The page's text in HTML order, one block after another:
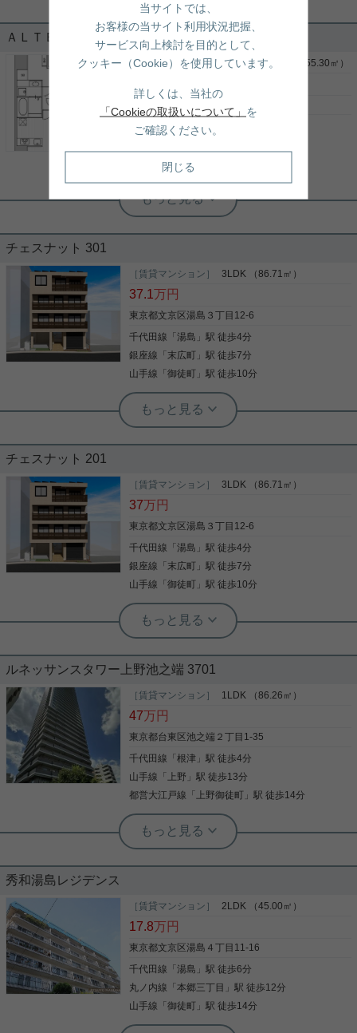
ホテルライクな分譲賃貸☆充実した
2LDKです☆
湯島駅前の分譲賃貸マンション ホテルライクな造り
備充実・防犯面安心なシティハウス湯島ステーショ
ある方はお気軽にお問い合わせ下さい ご連絡お待ち
しております
写真(9)
ＡＬＴＥＲＮＡ文京湯島 101
［賃貸マンション］ 1LDK＋1S(納戸) （55.30㎡）
東京都文京区湯島３丁目11-1
銀座線「 末広町」駅 徒歩6分
「御徒町
バルコニー フローリング ベランダ ウ
で、衣類や履き物の整理がしやすく便利です。室内
設備は洗面所独立・浴室乾燥機などが揃っているの
で、快適に過ごしやすいお部屋になります。マンシ
ョンの住人や関係者だけが入れるオートロック付き
物の受け取りのために早く帰宅する必要がありませ
ん。 お部屋探しなら、当社へお気軽にご相談くださ
い。
写真(9)
チェスナット 301
［賃貸マンション］ 3LDK （86.71㎡）
37.1万円
東京都文京区湯島３丁目12-6
千代田線 「湯島 」駅 徒歩4分
銀座線 「 末広町 」駅 徒歩7分
山手線 「御徒町 」駅 徒歩10分
実用春日ホーム 本店 スタッフ島倉
人気のヘーベルメゾンです。
中の、 人気のヘーベルメゾンの新築です！！ 3ＬＤ
Ｋの2部屋のお部屋です。 間取りの洋室10.6帖は、
5.3帖×2部屋になります。 設備も充実しておりま
す。 先行申込受付中ですので、お気軽にお問い合わ
写真(9)
チェスナット 201
［賃貸マンション］ 3LDK （86.71㎡）
37万円
東京都文京区湯島３丁目12-6
千代田線 「湯島 」駅 徒歩4分
銀座線 「 末広町 」駅 徒歩7分
山手線 「御徒町 」駅 徒歩10分
実用春日ホーム 本店 スタッフ島倉
人気のヘーベルメゾンです。
中の、 人気のヘーベルメゾンの新築です！！ 3ＬＤ
Ｋの2部屋のお部屋です。 間取りの洋室10.6帖は、
5.3帖×2部屋になります。 設備も充実しておりま
す。 先行申込受付中ですので、お気軽にお問い合わ
写真(9)
ルネッサンスタワー上野池之端 3701
［賃貸マンション］ 1LDK （86.26㎡）
47万円
東京都台東区池之端２丁目1-35
千代田線 「根津 」駅 徒歩4分
山手線 「 上野 」駅 徒歩13分
都営大江戸線 「 上野御徒町 」駅 徒歩14分
根津駅前センター（実用根津ホーム株式会社 根津駅前センター） スタ
ッフ小西
池之端のタワマン☆高層階が登場
池之端のタワーマンション、分譲賃貸のお部屋です
眺望の良いお部屋が登場 床暖房、食器洗浄乾燥機、
浄水器など設備充実 防犯カメラ、フロントサービ
ス、フィットネス施設、モニター付きオートロック
い ご興味のある方はお気軽にお問い合わせください
ご連絡お待ちしております
写真(9)
秀和湯島レジデンス
［賃貸マンション］ 2LDK （45.00㎡）
17.8万円
東京都文京区湯島４丁目11-16
千代田線 「湯島 」駅 徒歩6分
丸ノ内線 「本郷三丁目 」駅 徒歩12分
山手線 「御徒町 」駅 徒歩14分
当サイトでは、
お客様の当サイト利用状況把握、
サービス向上検討を目的として、
クッキー（Cookie）を使用しています。
詳しくは、当社の
「Cookieの取扱いについて」 を
ご確認ください。
閉じる